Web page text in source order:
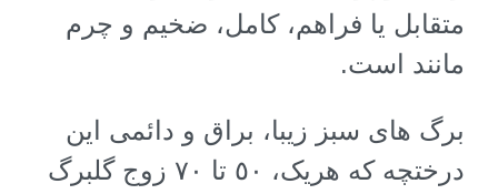
متقابل یا فراهم، کامل، ضخیم و چرم
مانند است.
برگ های سبز زیبا، براق و دائمی این
درختچه که هریک، ٥٠ تا ٧٠ زوج گلبرگ